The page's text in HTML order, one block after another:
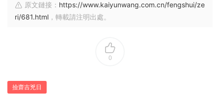
原文鏈接： https://www.kaiyunwang.com.cn/fengshui/ze
ri/681.html ，轉載請注明出處。
0
撿齋吉兇日